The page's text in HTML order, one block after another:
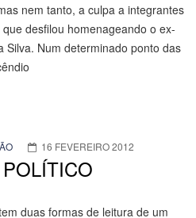
nem tanto, a culpa a integrantes
desfilou homenageando o ex-
Silva. Num determinado ponto das
16 FEVEREIRO 2012
duas formas de leitura de um